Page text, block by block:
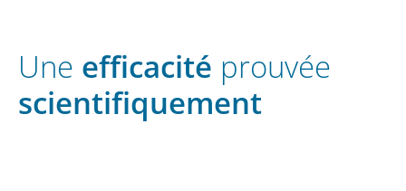
Une efficacité prouvée
scientifiquement